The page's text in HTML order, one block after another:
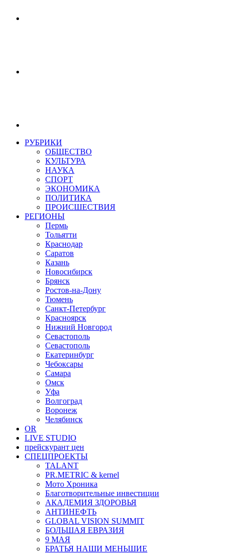
РУБРИКИ
ОБЩЕСТВО
КУЛЬТУРА
НАУКА
СПОРТ
ЭКОНОМИКА
ПОЛИТИКА
ПРОИСШЕСТВИЯ
РЕГИОНЫ
Пермь
Тольятти
Краснодар
Саратов
Казань
Новосибирск
Брянск
Ростов-на-Дону
Тюмень
Санкт-Петербург
Красноярск
Нижний Новгород
Севастополь
Севастополь
Екатеринбург
Чебоксары
Самара
Омск
Уфа
Волгоград
Воронеж
Челябинск
OR
LIVE STUDIO
прейскурант цен
СПЕЦПРОЕКТЫ
TALANT
PR.METRIC & kernel
Мото Хроника
Благотворительные инвестиции
АКАДЕМИЯ ЗДОРОВЬЯ
АНТИНЕФТЬ
GLOBAL VISION SUMMIT
БОЛЬШАЯ ЕВРАЗИЯ
9 МАЯ
БРАТЬЯ НАШИ МЕНЬШИЕ